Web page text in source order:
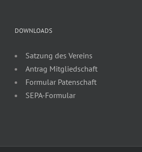
DOWNLOADS
Satzung des Vereins
Antrag Mitgliedschaft
Formular Patenschaft
SEPA-Formular